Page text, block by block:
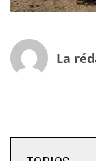
La